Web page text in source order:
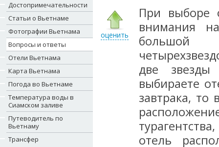
Достопримечательности
Статьи о Вьетнаме
Фотографии Вьетнама
Вопросы и ответы
Отели Вьетнама
Карта Вьетнама
Погода во Вьетнаме
Температура воды в
Сиамском заливе
Путеводитель по
Вьетнаму
Трансфер
оценить
При выборе
внимания
две
выбираете
завтрака,
отель